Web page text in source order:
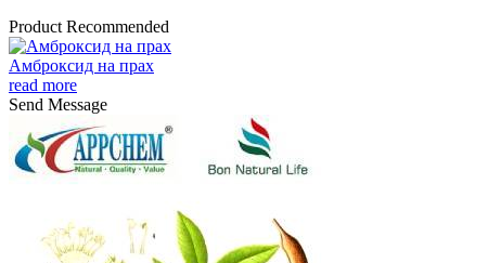
Product Recommended
Амброксид на прах
read more
Send Message